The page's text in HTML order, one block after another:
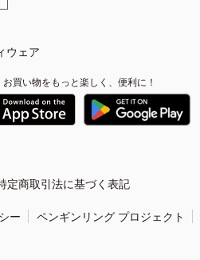
ウェア
お買い物をもっと楽しく、便利に！
定商取引法に基づく表記
ー ペンギンリング プロジェクト